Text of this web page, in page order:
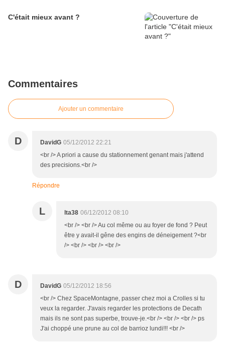
C'était mieux avant ?
Commentaires
Ajouter un commentaire
D DavidG 05/12/2012 22:21
<br /> A priori a cause du stationnement genant mais j'attend
des precisions.<br />
Répondre
L lta38 06/12/2012 08:10
<br /> <br /> Au col même ou au foyer de fond ? Peut
être y avait-il gêne des engins de déneigement ?<br
/> <br /> <br /> <br />
D DavidG 05/12/2012 18:56
<br /> Chez SpaceMontagne, passer chez moi a Crolles si tu
veux la regarder. J'avais regarder les protections de Decath
mais ils ne sont pas superbe, trouve-je.<br /> <br /> <br /> ps
J'ai choppé une prune au col de barrioz lundi!!! <br />